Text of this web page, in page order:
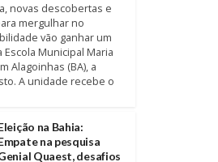
novas descobertas e
mergulhar no
vão ganhar um
Municipal Maria
Alagoinhas (BA), a
A unidade recebe o
na Bahia:
na pesquisa
Quaest, desafios